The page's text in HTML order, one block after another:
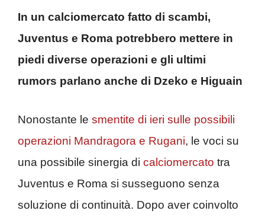
In un calciomercato fatto di scambi,
Juventus e Roma potrebbero mettere in
piedi diverse operazioni e gli ultimi
rumors parlano anche di Dzeko e Higuain
Nonostante le smentite di ieri sulle possibili
operazioni Mandragora e Rugani, le voci su
una possibile sinergia di calciomercato tra
Juventus e Roma si susseguono senza
soluzione di continuità. Dopo aver coinvolto